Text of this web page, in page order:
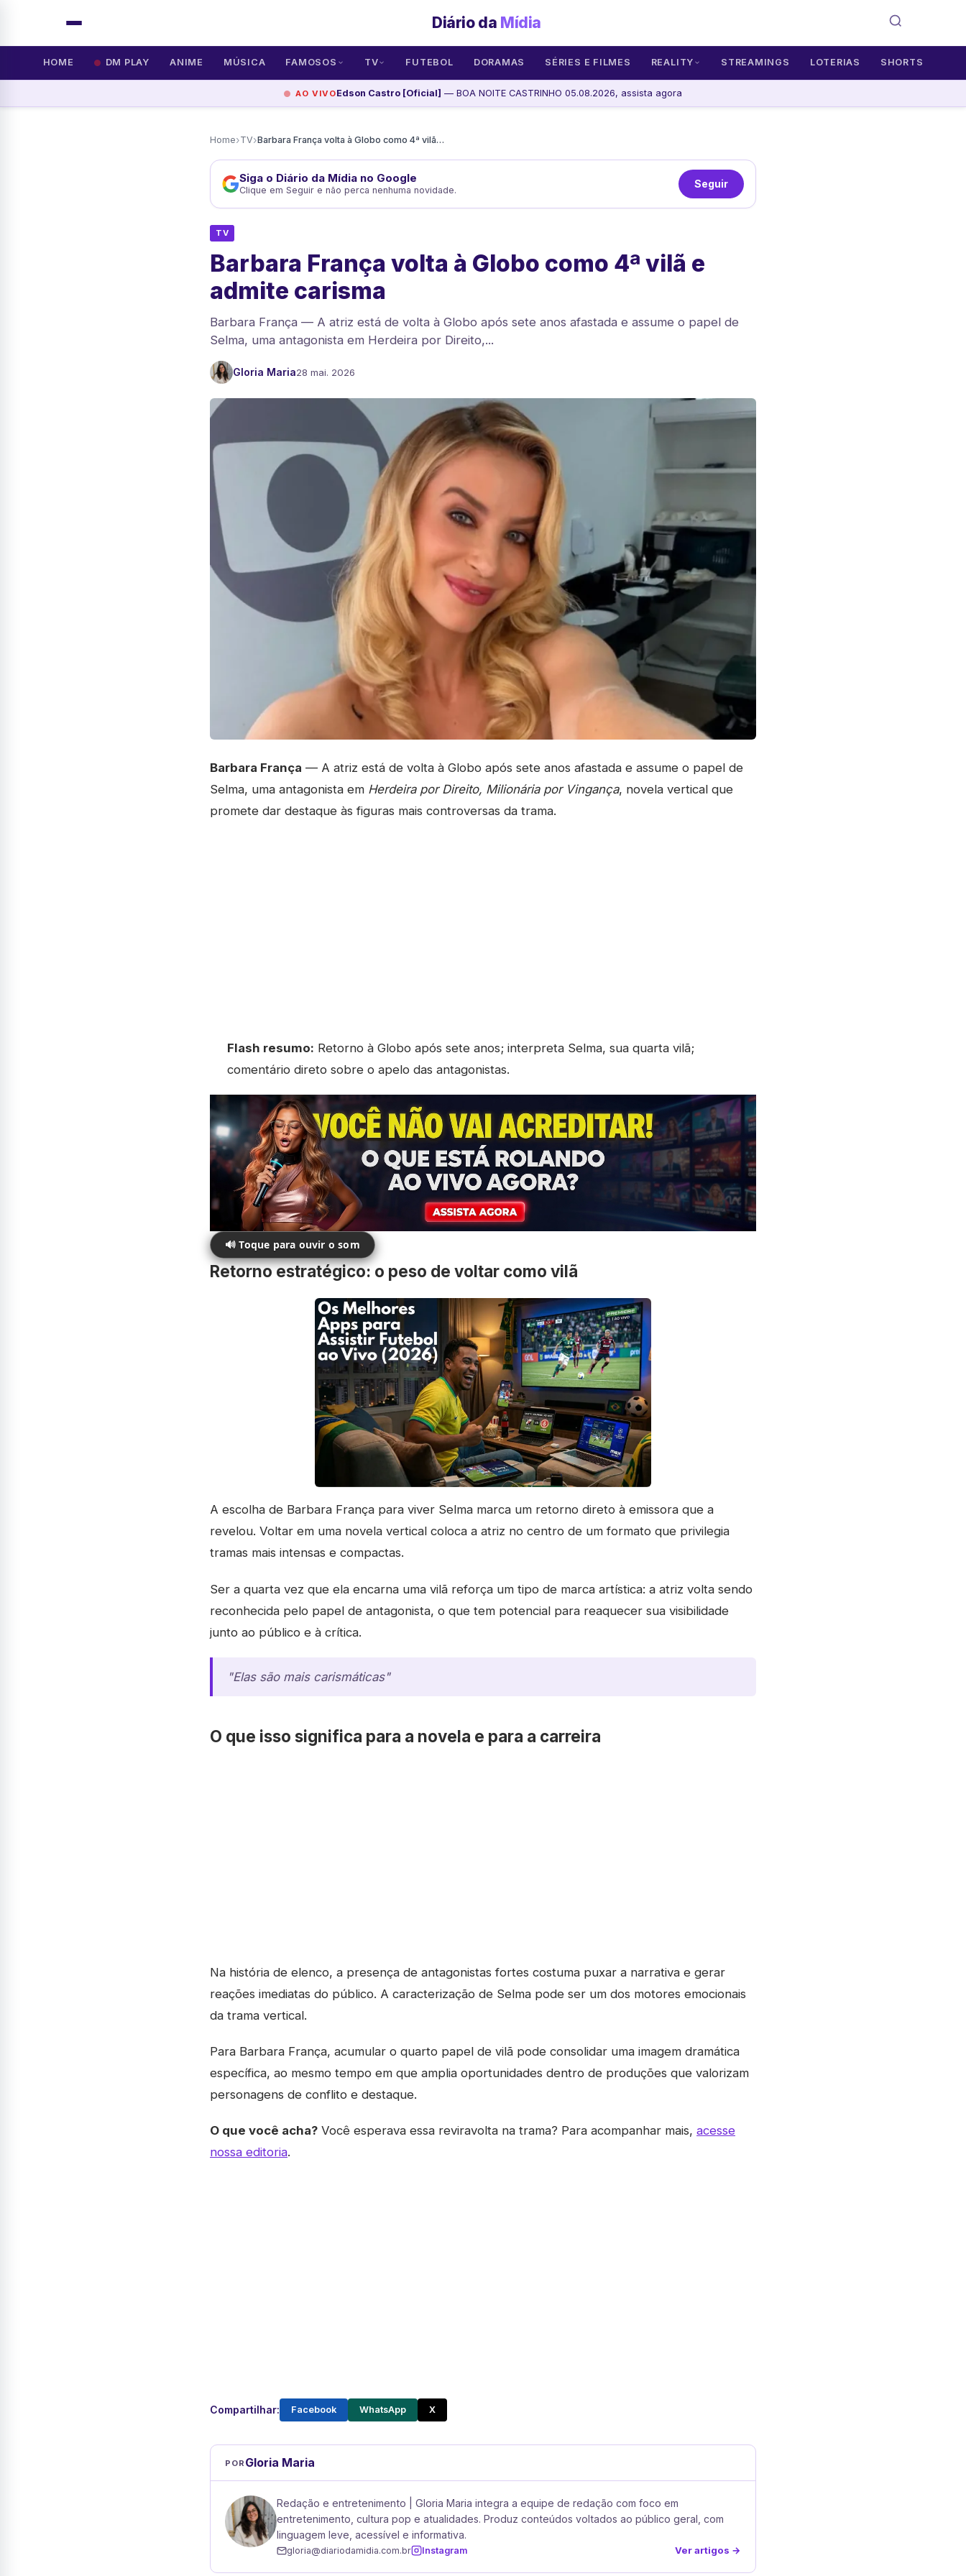
Diário da Mídia
HOME DM PLAY ANIME MÚSICA FAMOSOS TV FUTEBOL DORAMAS SÉRIES E FILMES REALITY STREAMINGS LOTERIAS SHORTS
AO VIVOEdson Castro [Oficial] — BOA NOITE CASTRINHO 05.08.2026, assista agora
Home›TV› Barbara França volta à Globo como 4ª vilã e admite carisma
Siga o Diário da Mídia no Google
Clique em Seguir e não perca nenhuma novidade.
Seguir
TV
Barbara França volta à Globo como 4ª vilã e
admite carisma
Barbara França — A atriz está de volta à Globo após sete anos afastada e assume o papel de
Selma, uma antagonista em Herdeira por Direito,...
Gloria Maria28 mai. 2026
Barbara França — A atriz está de volta à Globo após sete anos afastada e assume o papel de
Selma, uma antagonista em Herdeira por Direito, Milionária por Vingança, novela vertical que
promete dar destaque às figuras mais controversas da trama.
Flash resumo: Retorno à Globo após sete anos; interpreta Selma, sua quarta vilã;
comentário direto sobre o apelo das antagonistas.
🔊 Toque para ouvir o som
Retorno estratégico: o peso de voltar como vilã
A escolha de Barbara França para viver Selma marca um retorno direto à emissora que a
revelou. Voltar em uma novela vertical coloca a atriz no centro de um formato que privilegia
tramas mais intensas e compactas.
Ser a quarta vez que ela encarna uma vilã reforça um tipo de marca artística: a atriz volta sendo
reconhecida pelo papel de antagonista, o que tem potencial para reaquecer sua visibilidade
junto ao público e à crítica.
"Elas são mais carismáticas"
O que isso significa para a novela e para a carreira
Na história de elenco, a presença de antagonistas fortes costuma puxar a narrativa e gerar
reações imediatas do público. A caracterização de Selma pode ser um dos motores emocionais
da trama vertical.
Para Barbara França, acumular o quarto papel de vilã pode consolidar uma imagem dramática
específica, ao mesmo tempo em que amplia oportunidades dentro de produções que valorizam
personagens de conflito e destaque.
O que você acha? Você esperava essa reviravolta na trama? Para acompanhar mais, acesse
nossa editoria.
Compartilhar: Facebook WhatsApp X
POR Gloria Maria
Redação e entretenimento | Gloria Maria integra a equipe de redação com foco em
entretenimento, cultura pop e atualidades. Produz conteúdos voltados ao público geral, com
linguagem leve, acessível e informativa.
gloria@diariodamidia.com.br Instagram Ver artigos →